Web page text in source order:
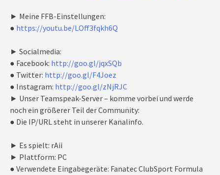
► Meine FFB-Einstellungen:
● https://youtu.be/LOff3fqkh6Q
► Socialmedia:
● Facebook: http://goo.gl/jqxSQb
● Twitter: http://goo.gl/F4Joez
● Instagram: http://goo.gl/zNjRJC
► Unser Teamspeak-Server – komme vorbei und werde
noch ein größerer Teil der Community:
● Die IP/URL steht in unserer Kanalinfo.
► Es spielt: rAii
► Plattform: PC
● Verwendete Eingabegeräte: Fanatec ClubSport Formula